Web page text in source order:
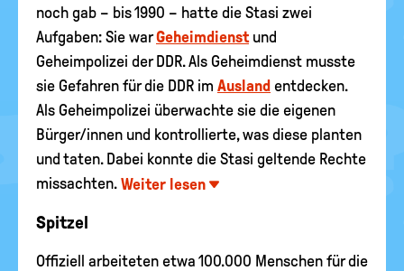
noch gab – bis 1990 – hatte die Stasi zwei
Aufgaben: Sie warGeheimdienstund
Geheimpolizei der DDR. Als Geheimdienst musste
sie Gefahren für die DDR im Ausland entdecken.
Als Geheimpolizei überwachte sie die eigenen
Bürger/innen und kontrollierte, was diese planten
und taten. Dabei konnte die Stasi geltende Rechte
missachten. Weiter lesen
Spitzel
Offiziell arbeiteten etwa 100.000 Menschen für die